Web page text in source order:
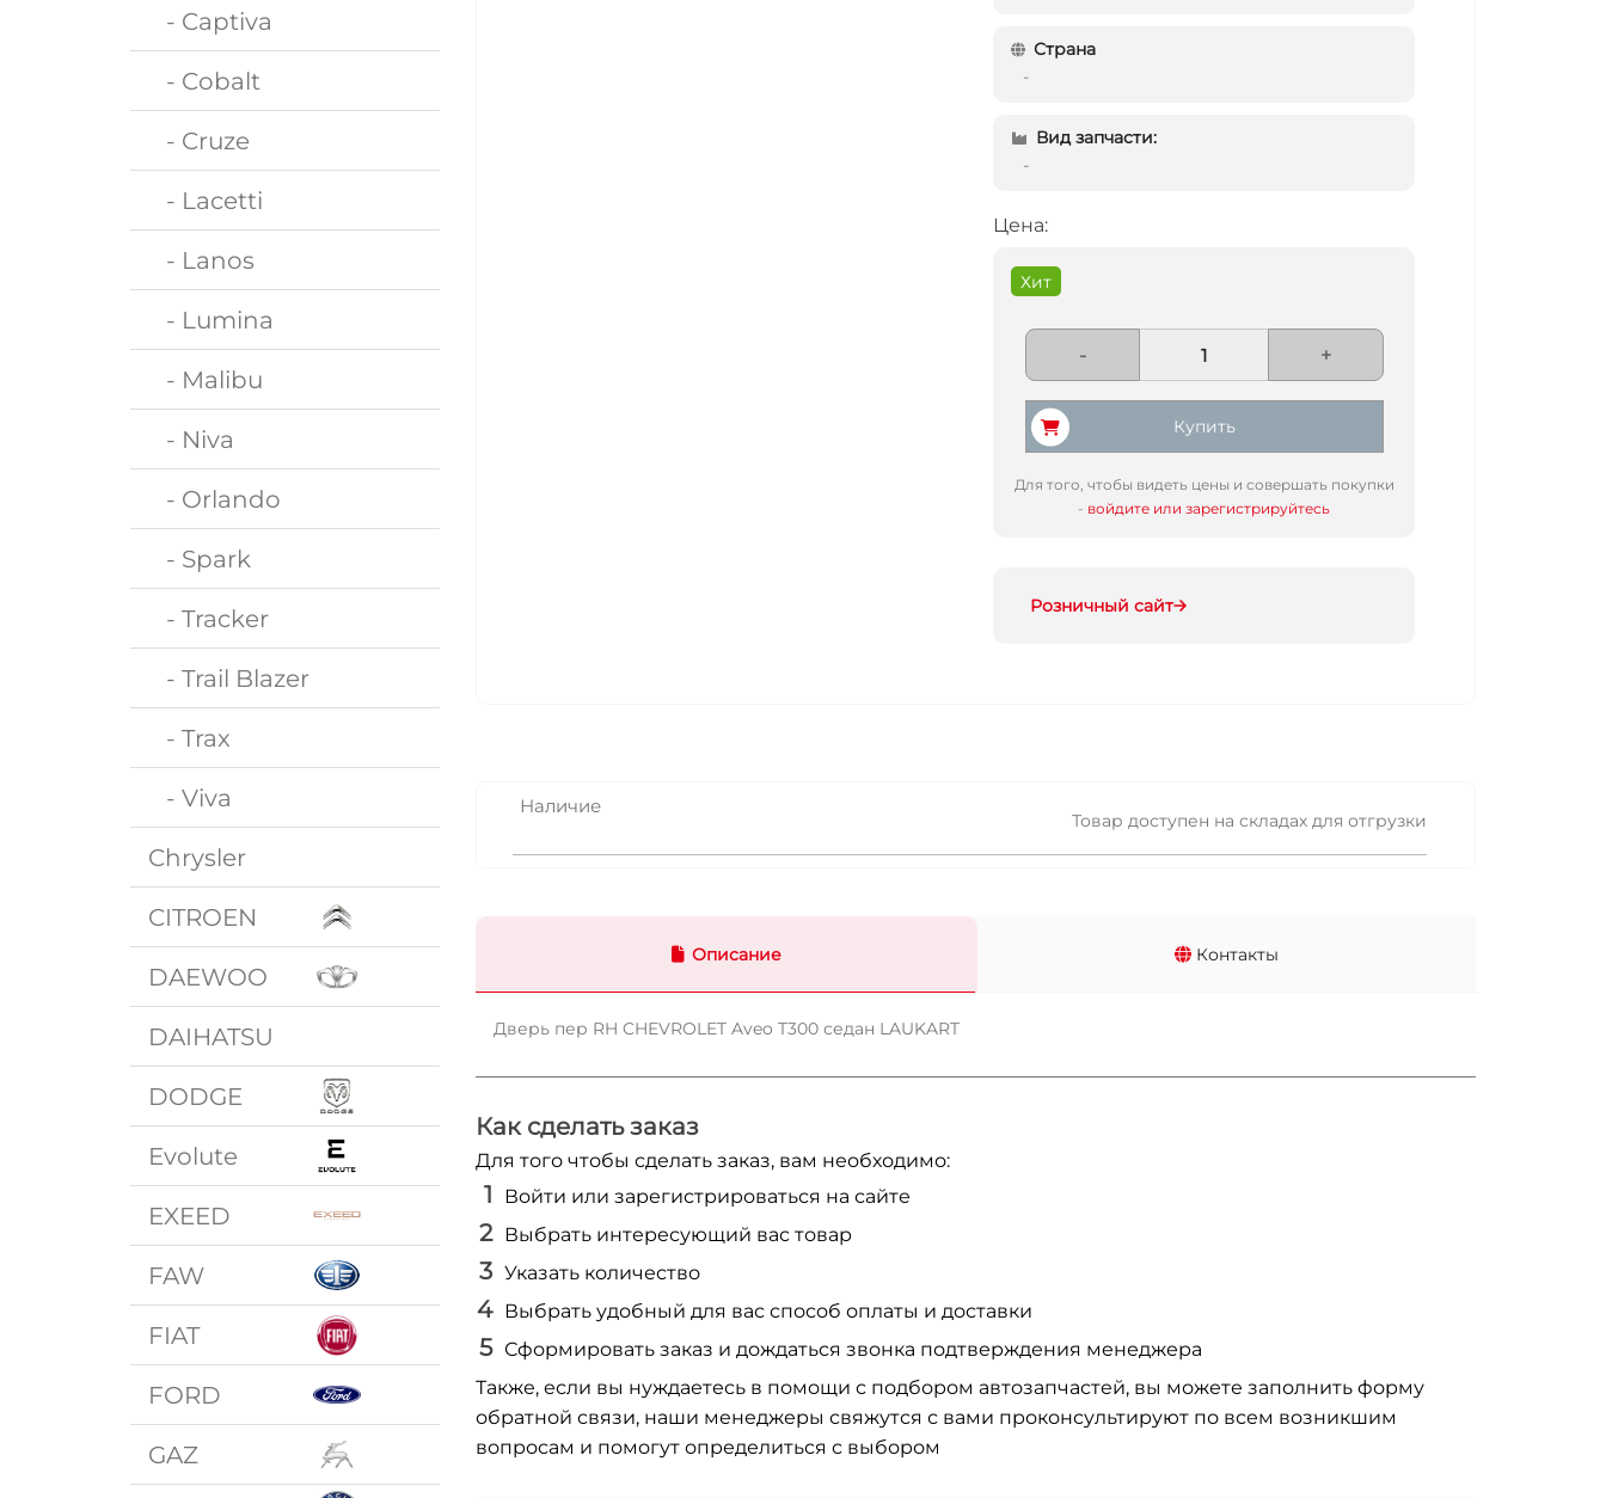
- Captiva
- Cobalt
- Cruze
- Lacetti
- Lanos
- Lumina
- Malibu
- Niva
- Orlando
- Spark
- Tracker
- Trail Blazer
- Trax
- Viva
Chrysler
CITROEN
DAEWOO
DAIHATSU
DODGE
Evolute
EXEED
FAW
FIAT
FORD
GAZ
Страна
-
Вид запчасти:
-
Цена:
Хит
- +
Купить
Для того, чтобы видеть цены и совершать покупки
- войдите или зарегистрируйтесь
Розничный сайт
Наличие
Товар доступен на складах для отгрузки
Описание Контакты
Дверь пер RH CHEVROLET Aveo T300 седан LAUKART
Как сделать заказ
Для того чтобы сделать заказ, вам необходимо:
Войти или зарегистрироваться на сайте
Выбрать интересующий вас товар
Указать количество
Выбрать удобный для вас способ оплаты и доставки
Сформировать заказ и дождаться звонка подтверждения менеджера
Также, если вы нуждаетесь в помощи с подбором автозапчастей, вы можете заполнить форму
обратной связи, наши менеджеры свяжутся с вами проконсультируют по всем возникшим
вопросам и помогут определиться с выбором